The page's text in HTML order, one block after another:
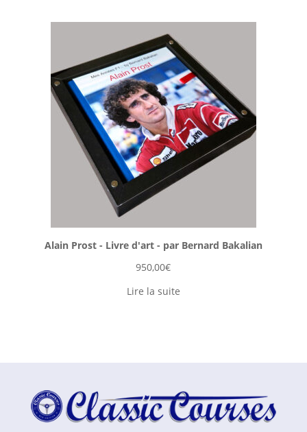
Alain Prost - Livre d'art - par Bernard Bakalian
950,00€
Lire la suite